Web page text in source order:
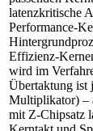
latenzkritische
Performance-
Effizienz-
wird im
Übertaktung ist
Multiplikator) –
mit Z-Chipsatz